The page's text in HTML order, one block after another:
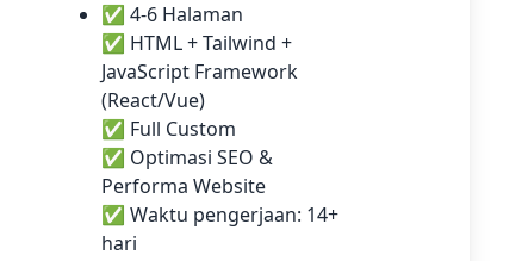
✅ 4-6 Halaman
✅ HTML + Tailwind +
JavaScript Framework
(React/Vue)
✅ Full Custom
✅ Optimasi SEO &
Performa Website
✅ Waktu pengerjaan: 14+
hari